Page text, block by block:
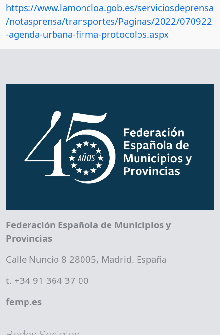
https://www.lamoncloa.gob.es/serviciosdeprensa
/notasprensa/transportes/Paginas/2022/070922
-agenda-urbana-firma-protocolos.aspx
Federación Española de Municipios y
Provincias
Calle Nuncio 8 28005, Madrid. España
t. +34 91 364 37 00
femp.es